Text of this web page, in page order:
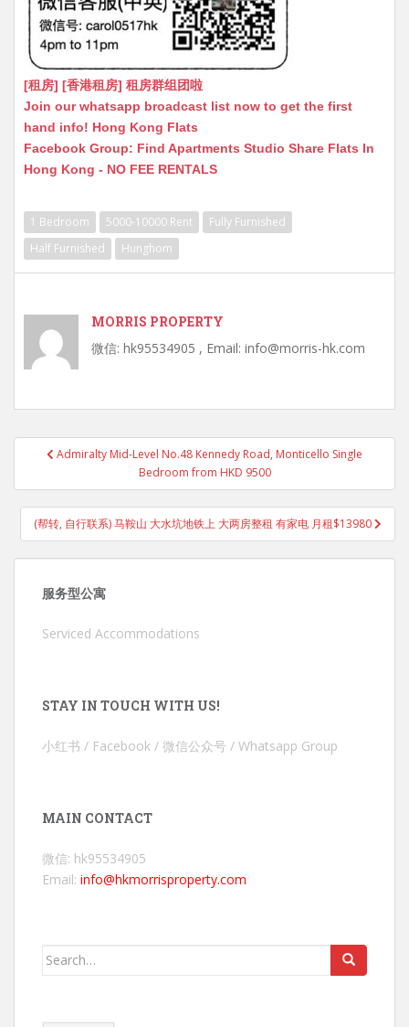
[租房] [香港租房] 租房群组团啦
Join our whatsapp broadcast list now to get the first
hand info! Hong Kong Flats
Facebook Group: Find Apartments Studio Share Flats In
Hong Kong - NO FEE RENTALS
1 Bedroom 5000-10000 Rent
Fully Furnished
Half Furnished
Hunghom
MORRIS PROPERTY
微信: hk95534905 , Email: info@morris-hk.com
Post
navigation
Admiralty Mid-Level No.48 Kennedy Road, Monticello Single
Bedroom from HKD 9500
(帮转, 自行联系) 马鞍山 大水坑地铁上 大两房整租 有家电 月租$13980
服务型公寓
Serviced Accommodations
STAY IN TOUCH WITH US!
小红书 / Facebook / 微信公众号 / Whatsapp Group
MAIN CONTACT
微信: hk95534905
Email: info@hkmorrisproperty.com
Search